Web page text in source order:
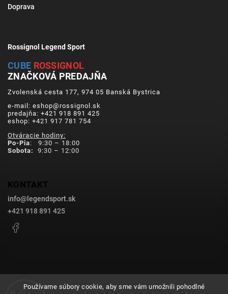
Používame súbory cookie, aby sme vám umožnili pohodlné
Doprava
Rossignol Legend Sport
CUBE ROSSIGNOL
ZNAČKOVÁ PREDAJŇA
Zvolenská cesta 177, 974 05 Banská Bystrica
e-mail: eshop@rossignol.sk
predajňa: +421 918 891 425
eshop: +421 917 781 754
Otváracie hodiny:
Po-Pia: 9:30 – 18:00
Sobota:
9:30 – 12:00
KONTAKT
info@ legendsport.sk
+421 918 891 425